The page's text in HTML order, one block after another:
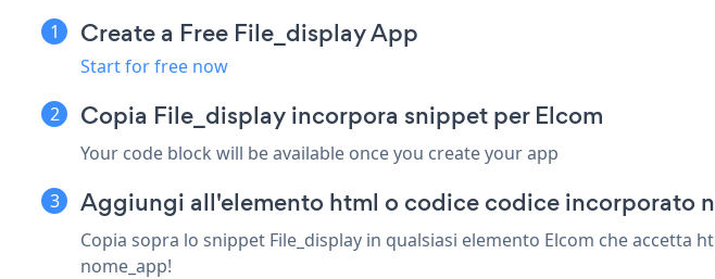
Create a Free File_display App
Start for free now
Copia File_display incorpora snippet per Elcom
Your code block will be available once you create your app
Aggiungi all'elemento html o codice codice incorporato
Copia sopra lo snippet File_display in qualsiasi elemento Elcom che
nome_app!